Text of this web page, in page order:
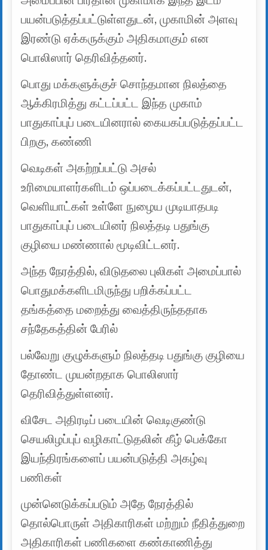
பயன்படுத்தப்பட்டுள்ளதுடன், முகாமின் அளவு
இரண்டு ஏக்கருக்கும் அதிகமாகும் என
பொலிஸார் தெரிவித்தனர்.
பொது மக்களுக்குச் சொந்தமான நிலத்தை
ஆக்கிரமித்து கட்டப்பட்ட இந்த முகாம்
பாதுகாப்புப் படையினரால் கையகப்படுத்தப்பட்ட
பிறகு, கண்ணி
வெடிகள் அகற்றப்பட்டு அசல்
உரிமையாளர்களிடம் ஒப்படைக்கப்பட்டதுடன்,
வெளியாட்கள் உள்ளே நுழைய முடியாதபடி
பாதுகாப்புப் படையினர் நிலத்தடி பதுங்கு
குழியை மண்ணால் மூடிவிட்டனர்.
அந்த நேரத்தில், விடுதலை புலிகள் அமைப்பால்
பொதுமக்களிடமிருந்து பறிக்கப்பட்ட
தங்கத்தை மறைத்து வைத்திருந்ததாக
சந்தேகத்தின் பேரில்
பல்வேறு குழுக்களும் நிலத்தடி பதுங்கு குழியை
தோண்ட முயன்றதாக பொலிஸார்
தெரிவித்துள்ளனர்.
விசேட அதிரடிப் படையின் வெடிகுண்டு
செயலிழப்புப் வழிகாட்டுதலின் கீழ் பெக்கோ
இயந்திரங்களைப் பயன்படுத்தி அகழ்வு
பணிகள்
முன்னெடுக்கப்படும் அதே நேரத்தில்
தொல்பொருள் அதிகாரிகள் மற்றும் நீதித்துறை
அதிகாரிகள் பணிகளை கண்காணித்து